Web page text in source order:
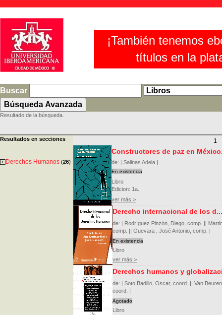
¡También tenemos
títulos en la
Buscar
Resultado de la búsqueda.
Resultados en secciones
Derechos Humanos (26)
Constructores de paz en
de: | Salinas Adela |
En existencia
Libro
Edicion: 1a.
ver más >
Derecho internacional de los d...
de: | Rodríguez Pinzón, Diego, comp. ||
comp. || Guevara , José Antonio, comp. |
En existencia
Libro
ver más >
Derechos humanos y
de: | Soto Badillo, Oscar, coord. || Van
coord. |
Agotado
Libro